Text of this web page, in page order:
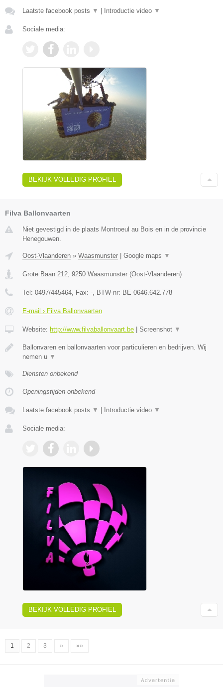
Laatste facebook posts ▼ Introductie video ▼
Sociale media:
BEKIJK VOLLEDIG PROFIEL
Filva Ballonvaarten
Niet gevestigd in de plaats Montroeul au Bois en in de provincie
Henegouwen.
Oost-Vlaanderen » Waasmunster | Google maps ▼
Grote Baan 212 9250 Waasmunster (Oost-Vlaanderen)
Tel: 0497/445464 , Fax: - , BTW-nr: BE 0646.642.778
E-mail › Filva Ballonvaarten
Website: http://www.filvaballonvaart.be | Screenshot ▼
Ballonvaren en ballonvaarten voor particulieren en bedrijven. Wij
nemen u ▼
Diensten onbekend
Openingstijden onbekend
Laatste facebook posts ▼ | Introductie video ▼
Sociale media:
BEKIJK VOLLEDIG PROFIEL
1 2 3 » »»